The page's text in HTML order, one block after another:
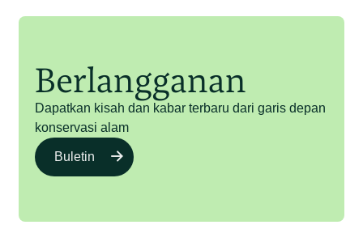
Berlangganan
Dapatkan kisah dan kabar terbaru dari garis depan
konservasi alam
Buletin